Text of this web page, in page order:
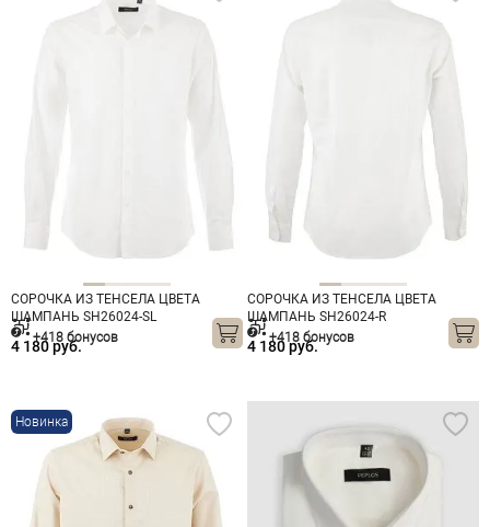
СОРОЧКА ИЗ ТЕНСЕЛА ЦВЕТА
ШАМПАНЬ SH26024-SL
4 180 руб.
+418 бонусов
СОРОЧКА ИЗ ТЕНСЕЛА ЦВЕТА
ШАМПАНЬ SH26024-R
4 180 руб.
+418 бонусов
Новинка